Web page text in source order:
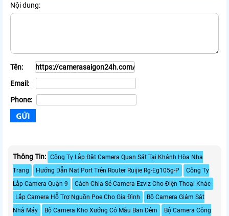
Nội dung:
Tên:
Email:
Phone:
Thông Tin: Công Ty Lắp Đặt Camera Quan Sát Tại Khánh Hòa Nha
Trang
Hướng Dẫn Nat Port Trên Router Ruijie Rg-Eg105g-P
Công Ty
Lắp Camera Quận 9
Cách Chia Sẻ Camera Ezviz Cho Điện Thoại Khác
Lắp Camera Hỗ Trợ Nguồn Poe Cho Gia Đình
Bộ Camera Giám Sát
Nhà Máy
Bộ Camera Kho Xưởng Có Màu Ban Đêm
Bộ Camera Công